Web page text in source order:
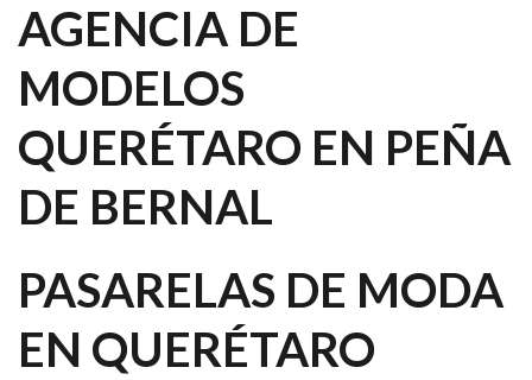
AGENCIA DE
MODELOS
QUERÉTARO EN PEÑA
DE BERNAL
PASARELAS DE MODA
EN QUERÉTARO